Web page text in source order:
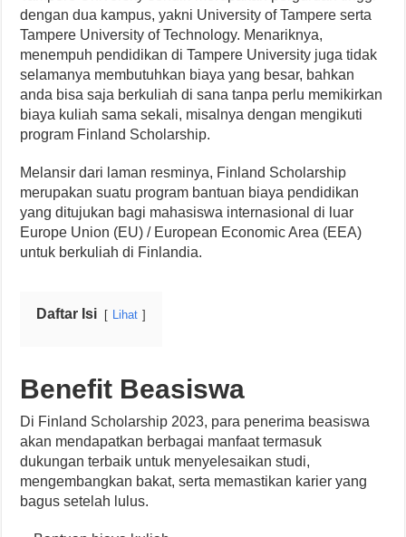
dengan dua kampus, yakni University of Tampere serta
Tampere University of Technology. Menariknya,
menempuh pendidikan di Tampere University juga tidak
selamanya membutuhkan biaya yang besar, bahkan
anda bisa saja berkuliah di sana tanpa perlu memikirkan
biaya kuliah sama sekali, misalnya dengan mengikuti
program Finland Scholarship.
Melansir dari laman resminya, Finland Scholarship
merupakan suatu program bantuan biaya pendidikan
yang ditujukan bagi mahasiswa internasional di luar
Europe Union (EU) / European Economic Area (EEA)
untuk berkuliah di Finlandia.
Daftar Isi Lihat
Benefit Beasiswa
Di Finland Scholarship 2023, para penerima beasiswa
akan mendapatkan berbagai manfaat termasuk
dukungan terbaik untuk menyelesaikan studi,
mengembangkan bakat, serta memastikan karier yang
bagus setelah lulus.